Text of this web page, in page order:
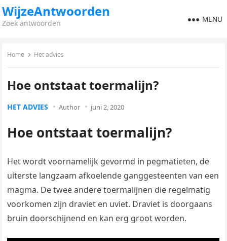
WijzeAntwoorden
Zoek antwoorden MENU
Home Het advies
Hoe ontstaat toermalijn?
HET ADVIES Author juni 2, 2020
Hoe ontstaat toermalijn?
Het wordt voornamelijk gevormd in pegmatieten, de
uiterste langzaam afkoelende ganggesteenten van een
magma. De twee andere toermalijnen die regelmatig
voorkomen zijn draviet en uviet. Draviet is doorgaans
bruin doorschijnend en kan erg groot worden.